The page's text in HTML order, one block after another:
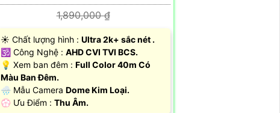
1,890,000 ₫
☀️ Chất lượng hình : Ultra 2k+ sắc nét .
🕉️ Công Nghệ : AHD CVI TVI BCS.
💡 Xem ban đêm : Full Color 40m Có
Màu Ban Đêm.
🌧️ Mẫu Camera Dome Kim Loại.
️💮 Ưu Điểm : Thu Âm.